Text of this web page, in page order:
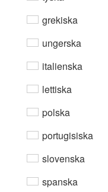
grekiska
ungerska
italienska
lettiska
polska
portugisiska
slovenska
spanska